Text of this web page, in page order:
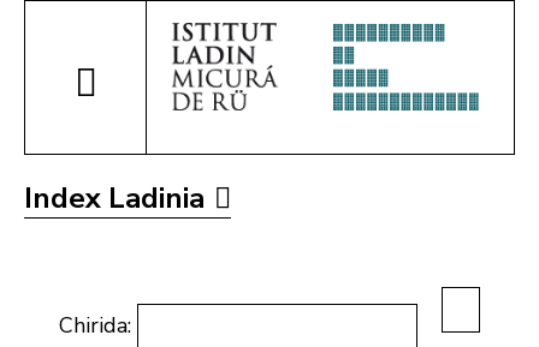
Index Ladinia
Chirida: